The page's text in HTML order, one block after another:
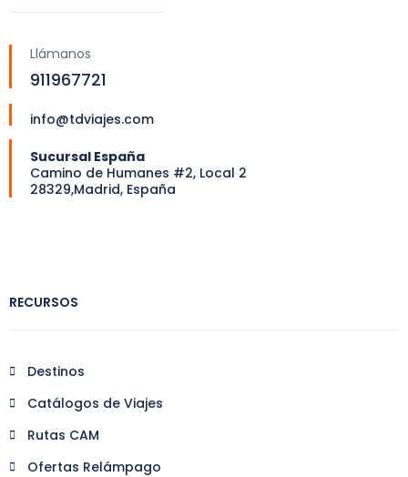
Llámanos
911967721
info@tdviajes.com
Sucursal España
Camino de Humanes #2, Local 2
28329,Madrid, España
RECURSOS
Destinos
Catálogos de Viajes
Rutas CAM
Ofertas Relámpago